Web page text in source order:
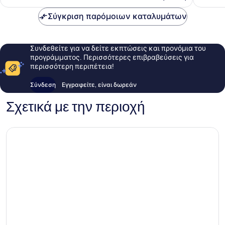
Σύγκριση παρόμοιων καταλυμάτων
Συνδεθείτε για να δείτε εκπτώσεις και προνόμια του
προγράμματος. Περισσότερες επιβραβεύσεις για
περισσότερη περιπέτεια!
Σύνδεση Εγγραφείτε, είναι δωρεάν
Σχετικά με την περιοχή